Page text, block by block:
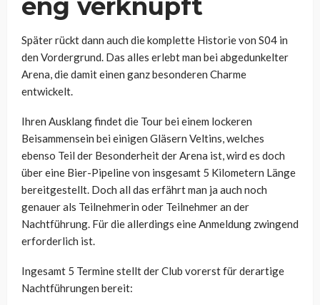
eng verknüpft
Später rückt dann auch die komplette Historie von S04 in
den Vordergrund. Das alles erlebt man bei abgedunkelter
Arena, die damit einen ganz besonderen Charme
entwickelt.
Ihren Ausklang findet die Tour bei einem lockeren
Beisammensein bei einigen Gläsern Veltins, welches
ebenso Teil der Besonderheit der Arena ist, wird es doch
über eine Bier-Pipeline von insgesamt 5 Kilometern Länge
bereitgestellt. Doch all das erfährt man ja auch noch
genauer als Teilnehmerin oder Teilnehmer an der
Nachtführung. Für die allerdings eine Anmeldung zwingend
erforderlich ist.
Ingesamt 5 Termine stellt der Club vorerst für derartige
Nachtführungen bereit: